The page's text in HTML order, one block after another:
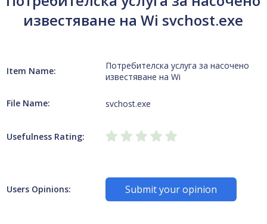
известяване на Wi svchost.exe
Item Name:
Потребителска услуга за насочено
известяване на Wi
File Name: svchost.exe
Usefulness Rating:
Users Opinions: Submit your opinion